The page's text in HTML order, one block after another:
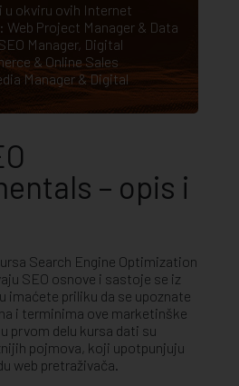
u okviru ovih Internet
Web Project Manager & Data
Manager, Digital
& Online Sales
Manager & Digital
– opis i
Search Engine Optimization
SEO osnove i sastoje se iz
imaćete priliku da se upoznate
i terminima ove marketinške
prvom delu kursa dati su
pojmova, koji upotpunjuju
web pretraživača.